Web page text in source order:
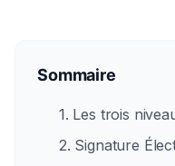
Sommaire
1. Les trois
2. Signature